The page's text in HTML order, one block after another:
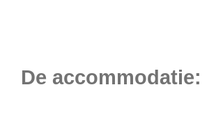
De accommodatie: